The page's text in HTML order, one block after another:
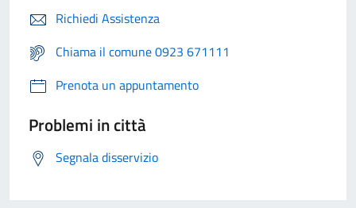
Richiedi Assistenza
Chiama il comune 0923 671111
Prenota un appuntamento
Problemi in città
Segnala disservizio